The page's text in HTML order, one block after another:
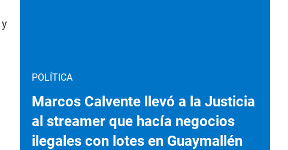
y
POLÍTICA
Marcos Calvente llevó a la Justicia
al streamer que hacía negocios
ilegales con lotes en Guaymallén